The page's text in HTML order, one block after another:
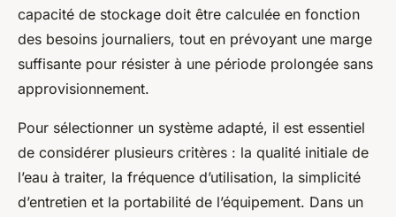
capacité de stockage doit être calculée en fonction
des besoins journaliers, tout en prévoyant une marge
suffisante pour résister à une période prolongée sans
approvisionnement.
Pour sélectionner un système adapté, il est essentiel
de considérer plusieurs critères : la qualité initiale de
l’eau à traiter, la fréquence d’utilisation, la simplicité
d’entretien et la portabilité de l’équipement. Dans un